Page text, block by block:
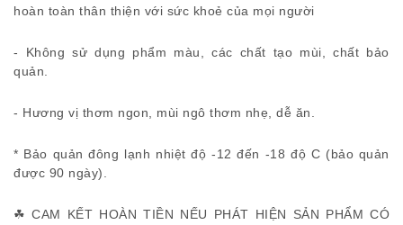
hoàn toàn thân thiện với sức khoẻ của mọi người
- Không sử dụng phẩm màu, các chất tạo mùi, chất bảo
quản.
- Hương vị thơm ngon, mùi ngô thơm nhẹ, dễ ăn.
* Bảo quản đông lạnh nhiệt độ -12 đến -18 độ C (bảo quản
được 90 ngày).
☘ CAM KẾT HOÀN TIỀN NẾU PHÁT HIỆN SẢN PHẨM CÓ